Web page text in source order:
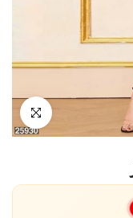
انقر للتكبير